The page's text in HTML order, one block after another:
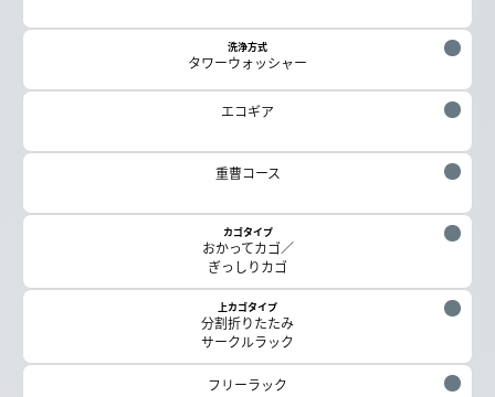
洗浄方式
タワーウォッシャー
エコギア
重曹コース
カゴタイプ
おかってカゴ／
ぎっしりカゴ
上カゴタイプ
分割折りたたみ
サークルラック
フリーラック